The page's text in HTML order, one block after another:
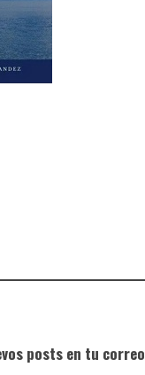
posts en tu correo